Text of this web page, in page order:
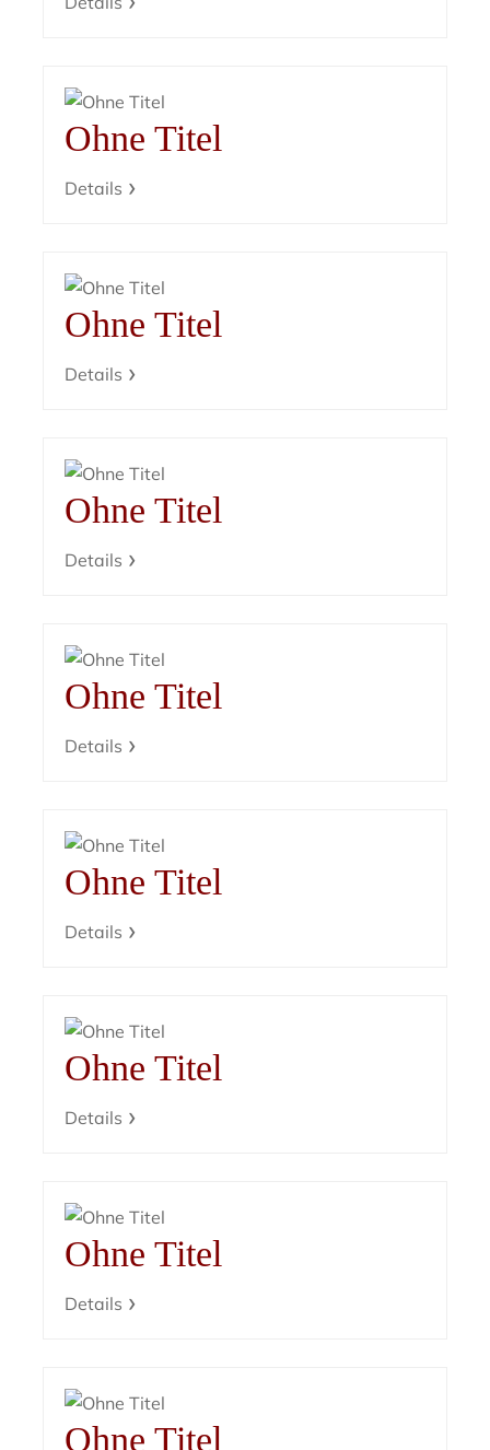
Ohne Titel
Details
Ohne Titel
Details
Ohne Titel
Details
Ohne Titel
Details
Ohne Titel
Details
Ohne Titel
Details
Ohne Titel
Details
Ohne Titel